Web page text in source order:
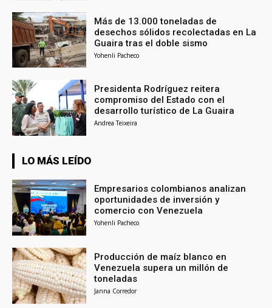
Más de 13.000 toneladas de
desechos sólidos recolectadas en La
Guaira tras el doble sismo
Yohenli Pacheco
Presidenta Rodríguez reitera
compromiso del Estado con el
desarrollo turístico de La Guaira
Andrea Teixeira
LO MÁS LEÍDO
Empresarios colombianos analizan
oportunidades de inversión y
comercio con Venezuela
Yohenli Pacheco
Producción de maíz blanco en
Venezuela supera un millón de
toneladas
Janna Corredor